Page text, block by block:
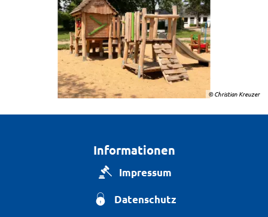
© Christian Kreuzer
Informationen
Impressum
Datenschutz